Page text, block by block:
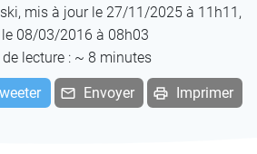
, mis à jour le 27/11/2025 à 11h11,
08/03/2016 à 08h03
lecture : ~ 8 minutes
Envoyer Imprimer